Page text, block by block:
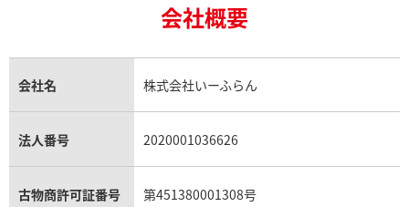
金貨買取
貴金属買取
銀・シルバー買取
パラジウム買取
トパーズ買取
タンザナイト買取
キャッツアイ買取
アクアマリン買取
ロレックス エクスプローラー買取
ロレックス デイトジャスト買取
パテック フィリップノーチラス買取
ヴァシュロン・コンスタンタン買取
オメガ買取
シャネル マトラッセ買取
セリーヌ買取
プラダ買取
ヴァンクリーフ＆アーペル買取
ショーメ買取
ダミアーニ買取
モーブッサン買取
会社概要
会社名 株式会社いーふらん
法人番号 2020001036626
古物商許可証番号 第451380001308号